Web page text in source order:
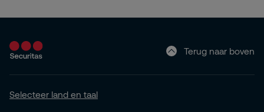
Terug naar boven
Selecteer land en taal